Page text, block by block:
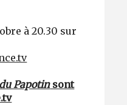
à 20.30 sur
Papotinsont